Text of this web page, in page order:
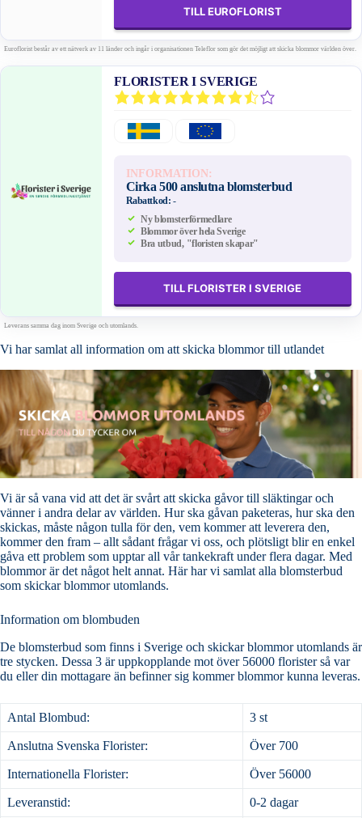
TILL EUROFLORIST
Euroflorist består av ett nätverk av 11 länder och ingår i organisationen Teleflor som gör det möjligt att skicka blommor världen över.
FLORISTER I SVERIGE
INFORMATION:
Cirka 500 anslutna blomsterbud
Rabattkod: -
Ny blomsterförmedlare
Blommor över hela Sverige
Bra utbud, "floristen skapar"
TILL FLORISTER I SVERIGE
Leverans samma dag inom Sverige och utomlands.
Vi har samlat all information om att skicka blommor till utlandet
Vi är så vana vid att det är svårt att skicka gåvor till släktingar och
vänner i andra delar av världen. Hur ska gåvan paketeras, hur ska den
skickas, måste någon tulla för den, vem kommer att leverera den,
kommer den fram – allt sådant frågar vi oss, och plötsligt blir en enkel
gåva ett problem som upptar all vår tankekraft under flera dagar. Med
blommor är det något helt annat. Här har vi samlat alla blomsterbud
som skickar blommor utomlands.
Information om blombuden
De blomsterbud som finns i Sverige och skickar blommor utomlands är
tre stycken. Dessa 3 är uppkopplande mot över 56000 florister så var
du eller din mottagare än befinner sig kommer blommor kunna leveras.
Antal Blombud: 3 st
Anslutna Svenska Florister: Över 700
Internationella Florister: Över 56000
Leveranstid: 0-2 dagar